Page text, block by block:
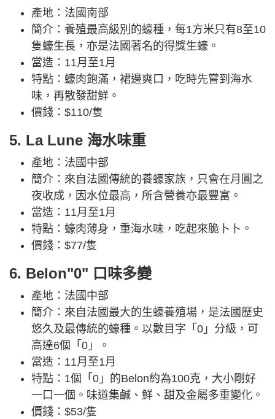
產地：法國南部
簡介：養殖最高級別的蠔種，每1方米只有8至10
隻蠔生長，亦是法國著名的得獎生蠔。
當造：11月至1月
特點：蠔肉飽滿，裙邊爽口，吃時先嘗到海水
味，再散發甜鮮。
價錢：$110/隻
5. La Lune 海水味重
產地：法國中部
簡介：來自法國傳統的養蠔家族，只會在月圓之
夜收成，因水位最高，所含營養亦最豐富。
當造：11月至1月
特點：蠔肉薄身，重海水味，吃起來脆卜卜。
價錢：$77/隻
6. Belon"0" 口味多變
產地：法國中部
簡介：來自法國最大的生蠔養殖場，是法國歷史
悠久及最傳統的蠔種。以數目字「0」分級，可
高達6個「0」。
當造：11月至1月
特點：1個「0」的Belon約為100克，大小剛好
一口一個。味道集鹹、鮮、甜及金屬多重變化。
價錢：$53/隻